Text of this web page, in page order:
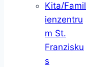
Kita/Famil
ienzentru
m St.
Franzisku
s